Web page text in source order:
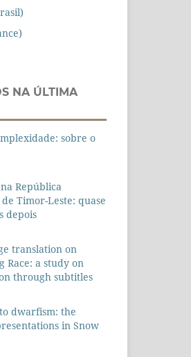
NA ÚLTIMA
sobre o
República
Timor-Leste: quase
depois
translation on
Race: a study on
through subtitles
dwarfism: the
in Snow